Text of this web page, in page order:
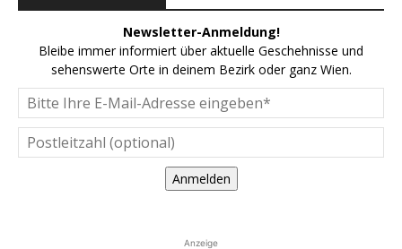
Newsletter-Anmeldung!
Bleibe immer informiert über aktuelle Geschehnisse und
sehenswerte Orte in deinem Bezirk oder ganz Wien.
Anmelden
Anzeige